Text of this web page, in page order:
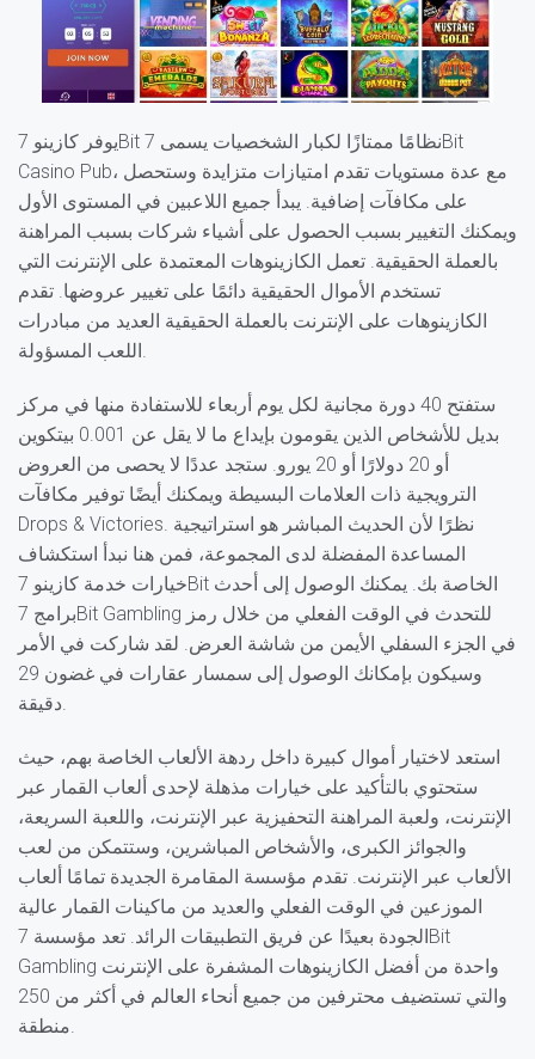
يوفر كازينو 7Bit نظامًا ممتازًا لكبار الشخصيات يسمى 7Bit
Casino Pub، مع عدة مستويات تقدم امتيازات متزايدة وستحصل
على مكافآت إضافية. يبدأ جميع اللاعبين في المستوى الأول
ويمكنك التغيير بسبب الحصول على أشياء شركات بسبب المراهنة
بالعملة الحقيقية. تعمل الكازينوهات المعتمدة على الإنترنت التي
تستخدم الأموال الحقيقية دائمًا على تغيير عروضها. تقدم
الكازينوهات على الإنترنت بالعملة الحقيقية العديد من مبادرات
اللعب المسؤولة.
ستفتح 40 دورة مجانية لكل يوم أربعاء للاستفادة منها في مركز
بديل للأشخاص الذين يقومون بإيداع ما لا يقل عن 0.001 بيتكوين
أو 20 دولارًا أو 20 يورو. ستجد عددًا لا يحصى من العروض
الترويجية ذات العلامات البسيطة ويمكنك أيضًا توفير مكافآت
Drops & Victories. نظرًا لأن الحديث المباشر هو استراتيجية
المساعدة المفضلة لدى المجموعة، فمن هنا نبدأ استكشاف
خيارات خدمة كازينو 7Bit الخاصة بك. يمكنك الوصول إلى أحدث
برامج 7Bit Gambling للتحدث في الوقت الفعلي من خلال رمز
في الجزء السفلي الأيمن من شاشة العرض. لقد شاركت في الأمر
وسيكون بإمكانك الوصول إلى سمسار عقارات في غضون 29
دقيقة.
استعد لاختيار أموال كبيرة داخل ردهة الألعاب الخاصة بهم، حيث
ستحتوي بالتأكيد على خيارات مذهلة لإحدى ألعاب القمار عبر
الإنترنت، ولعبة المراهنة التحفيزية عبر الإنترنت، واللعبة السريعة،
والجوائز الكبرى، والأشخاص المباشرين، وستتمكن من لعب
الألعاب عبر الإنترنت. تقدم مؤسسة المقامرة الجديدة تمامًا ألعاب
الموزعين في الوقت الفعلي والعديد من ماكينات القمار عالية
الجودة بعيدًا عن فريق التطبيقات الرائد. تعد مؤسسة 7Bit
Gambling واحدة من أفضل الكازينوهات المشفرة على الإنترنت
والتي تستضيف محترفين من جميع أنحاء العالم في أكثر من 250
منطقة.